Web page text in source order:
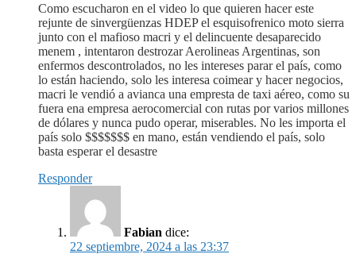
Como escucharon en el video lo que quieren hacer este
rejunte de sinvergüenzas HDEP el esquisofrenico moto sierra
junto con el mafioso macri y el delincuente desaparecido
menem , intentaron destrozar Aerolineas Argentinas, son
enfermos descontrolados, no les intereses parar el país, como
lo están haciendo, solo les interesa coimear y hacer negocios,
macri le vendió a avianca una empresta de taxi aéreo, como su
fuera ena empresa aerocomercial con rutas por varios millones
de dólares y nunca pudo operar, miserables. No les importa el
país solo $$$$$$$ en mano, están vendiendo el país, solo
basta esperar el desastre
Responder
Fabian dice:
22 septiembre, 2024 a las 23:37